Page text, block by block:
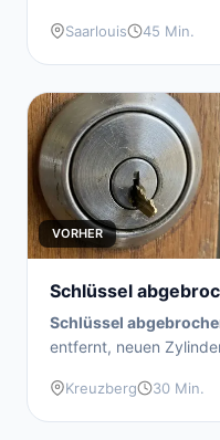
Saarlouis 45 Min.
VORHER
Schlüssel
Schlüssel
entfernt, neuen
Kreuzberg 30 Min.